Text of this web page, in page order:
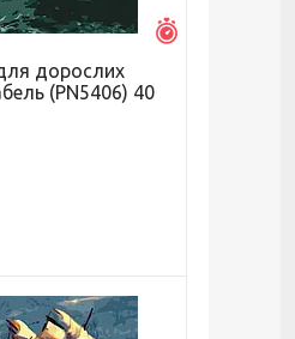
дорослих
(PN5406) 40